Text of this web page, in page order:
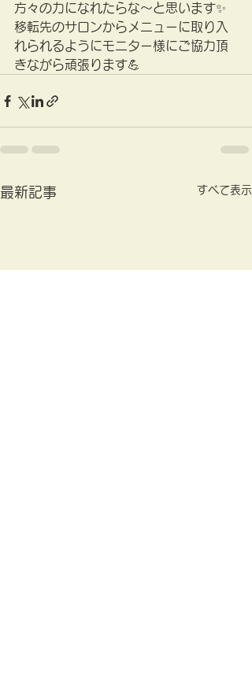
方々の力になれたらな～と思います✨
移転先のサロンからメニューに取り入
れられるようにモニター様にご協力頂
きながら頑張ります💪
最新記事 すべて表示